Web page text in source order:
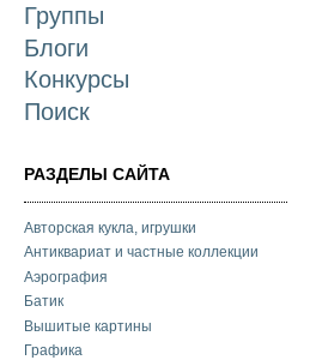
Группы
Блоги
Конкурсы
Поиск
РАЗДЕЛЫ САЙТА
Авторская кукла, игрушки
Антиквариат и частные коллекции
Аэрография
Батик
Вышитые картины
Графика